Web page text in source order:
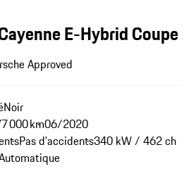
E-Hybrid Coupe
Approved
Noir
000 km06/2020
Pas d'accidents340 kW / 462 ch